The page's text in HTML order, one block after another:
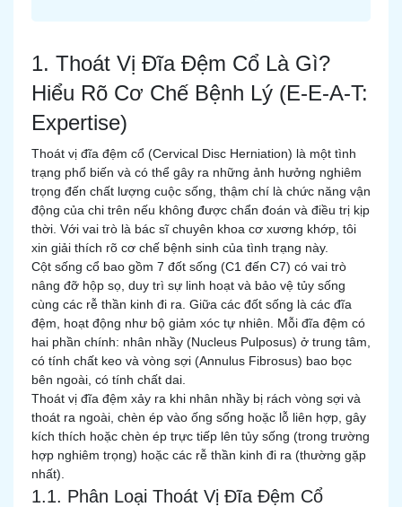
1. Thoát Vị Đĩa Đệm Cổ Là Gì?
Hiểu Rõ Cơ Chế Bệnh Lý (E-E-A-T:
Expertise)
Thoát vị đĩa đệm cổ (Cervical Disc Herniation) là một tình
trạng phổ biến và có thể gây ra những ảnh hưởng nghiêm
trọng đến chất lượng cuộc sống, thậm chí là chức năng vận
động của chi trên nếu không được chẩn đoán và điều trị kịp
thời. Với vai trò là bác sĩ chuyên khoa cơ xương khớp, tôi
xin giải thích rõ cơ chế bệnh sinh của tình trạng này.
Cột sống cổ bao gồm 7 đốt sống (C1 đến C7) có vai trò
nâng đỡ hộp sọ, duy trì sự linh hoạt và bảo vệ tủy sống
cùng các rễ thần kinh đi ra. Giữa các đốt sống là các đĩa
đệm, hoạt động như bộ giảm xóc tự nhiên. Mỗi đĩa đệm có
hai phần chính: nhân nhầy (Nucleus Pulposus) ở trung tâm,
có tính chất keo và vòng sợi (Annulus Fibrosus) bao bọc
bên ngoài, có tính chất dai.
Thoát vị đĩa đệm xảy ra khi nhân nhầy bị rách vòng sợi và
thoát ra ngoài, chèn ép vào ống sống hoặc lỗ liên hợp, gây
kích thích hoặc chèn ép trực tiếp lên tủy sống (trong trường
hợp nghiêm trọng) hoặc các rễ thần kinh đi ra (thường gặp
nhất).
1.1. Phân Loại Thoát Vị Đĩa Đệm Cổ